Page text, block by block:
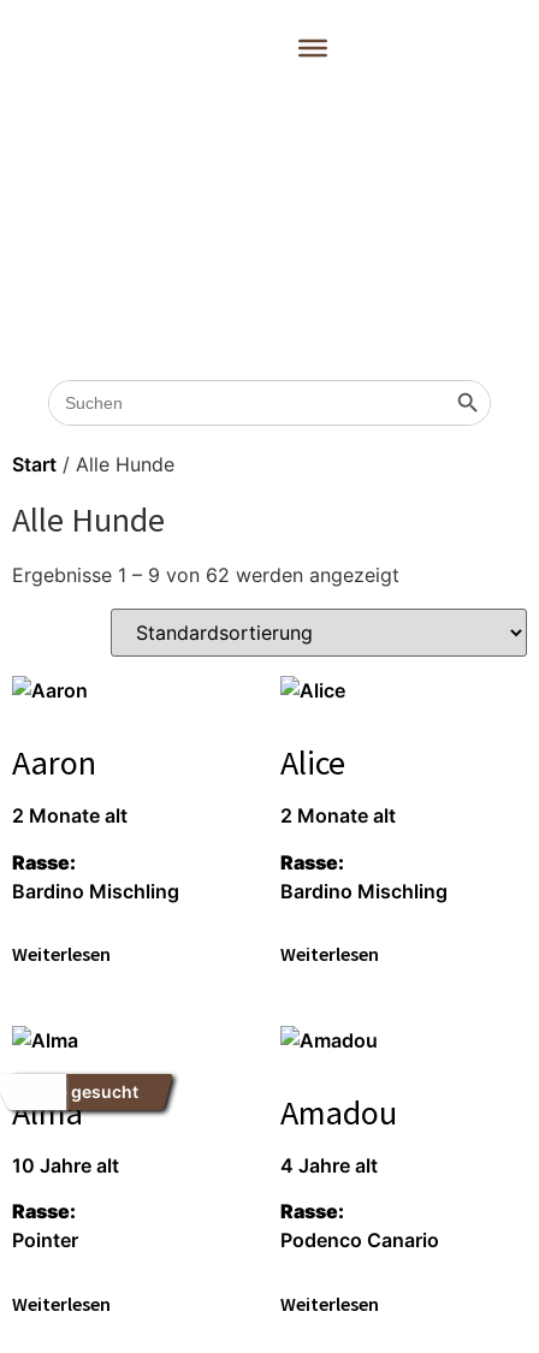
Search
for:
Search
Start / Alle Hunde
Alle Hunde
Ergebnisse 1 – 9 von 62 werden angezeigt
Aaron
2 Monate alt
Rasse:
Bardino Mischling
Weiterlesen
Alice
2 Monate alt
Rasse:
Bardino Mischling
Weiterlesen
Pate gesucht
Alma
10 Jahre alt
Rasse:
Pointer
Weiterlesen
Amadou
4 Jahre alt
Rasse:
Podenco Canario
Weiterlesen